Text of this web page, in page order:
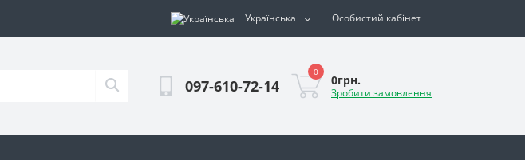
Українська Особистий кабінет
097-610-72-14
0
0грн.
Зробити замовлення